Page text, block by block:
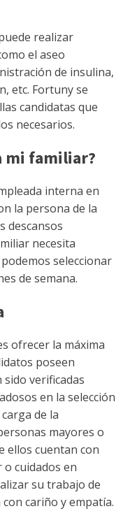
realizar
el aseo
de insulina,
etc. Fortuny se
candidatas que
necesarios.
mi familiar?
interna en
la persona de la
descansos
necesita
seleccionar
de semana.
ofrecer la máxima
poseen
verificadas
en la selección
de la
mayores o
ellos cuentan con
cuidados en
su trabajo de
cariño y empatía.